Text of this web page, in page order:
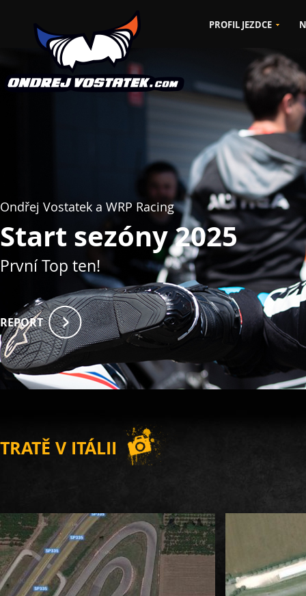
TRATĚ V ITÁLII
PROFIL JEZDCE
Ondřej Vostatek a WRP Racing
Start sezóny 2025
První Top ten!
REPORT